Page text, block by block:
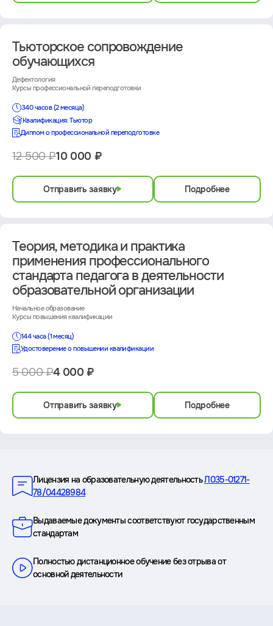
Тьюторское сопровождение
обучающихся
Дефектология
Курсы профессиональной переподготовки
340 часов (2 месяца)
Квалификация: Тьютор
Диплом о профессиональной переподготовке
12 500 ₽10 000 ₽
Отправить заявку Подробнее
Теория, методика и практика
применения профессионального
стандарта педагога в деятельности
образовательной организации
Начальное образование
Курсы повышения квалификации
144 часа (1 месяц)
Удостоверение о повышении квалификации
5 000 ₽4 000 ₽
Отправить заявку Подробнее
Лицензия на образовательную деятельностьЛ035-01271-
78/04428984
Выдаваемые документы соответствуют государственным
стандартам
Полностью дистанционное обучение без отрыва от
основной деятельности